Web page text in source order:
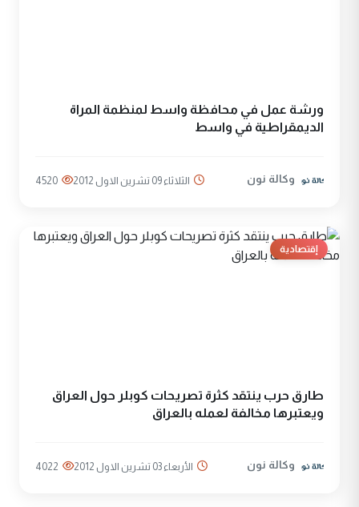
ورشة عمل في محافظة واسط لمنظمة المراة
الديمقراطية في واسط
وكالة نون الثلاثاء 09 تشرين الاول 2012 4520
إقتصادية
طارق حرب ينتقد كثرة تصريحات كوبلر حول العراق
ويعتبرها مخالفة لعمله بالعراق
وكالة نون الأربعاء 03 تشرين الاول 2012 4022